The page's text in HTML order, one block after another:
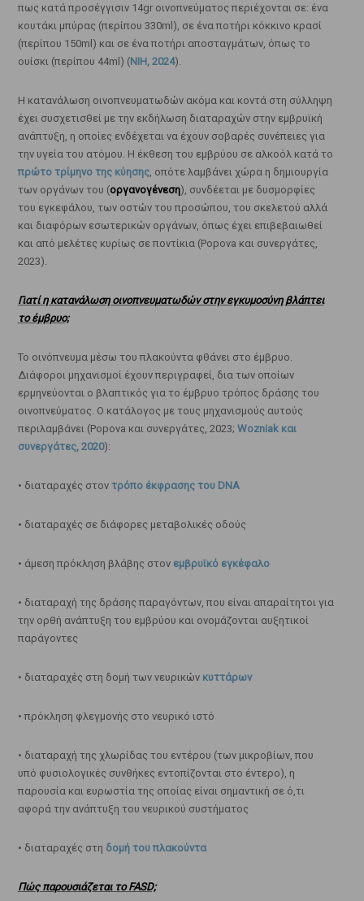
πως κατά προσέγγισιν 14gr οινοπνεύματος περιέχονται σε: ένα
κουτάκι μπύρας (περίπου 330ml), σε ένα ποτήρι κόκκινο κρασί
(περίπου 150ml) και σε ένα ποτήρι αποσταγμάτων, όπως το
ουίσκι (περίπου 44ml) (NIH, 2024).
Η κατανάλωση οινοπνευματωδών ακόμα και κοντά στη σύλληψη
έχει συσχετισθεί με την εκδήλωση διαταραχών στην εμβρυϊκή
ανάπτυξη, η οποίες ενδέχεται να έχουν σοβαρές συνέπειες για
την υγεία του ατόμου. Η έκθεση του εμβρύου σε αλκοόλ κατά το
πρώτο τρίμηνο της κύησης, οπότε λαμβάνει χώρα η δημιουργία
των οργάνων του (οργανογένεση), συνδέεται με δυσμορφίες
του εγκεφάλου, των οστών του προσώπου, του σκελετού αλλά
και διαφόρων εσωτερικών οργάνων, όπως έχει επιβεβαιωθεί
και από μελέτες κυρίως σε ποντίκια (Popova και συνεργάτες,
2023).
Γιατί η κατανάλωση οινοπνευματωδών στην εγκυμοσύνη βλάπτει
το έμβρυο;
Το οινόπνευμα μέσω του πλακούντα φθάνει στο έμβρυο.
Διάφοροι μηχανισμοί έχουν περιγραφεί, δια των οποίων
ερμηνεύονται ο βλαπτικός για το έμβρυο τρόπος δράσης του
οινοπνεύματος. Ο κατάλογος με τους μηχανισμούς αυτούς
περιλαμβάνει (Popova και συνεργάτες, 2023; Wozniak και
συνεργάτες, 2020):
• διαταραχές στον τρόπο έκφρασης του DNA
• διαταραχές σε διάφορες μεταβολικές οδούς
• άμεση πρόκληση βλάβης στονεμβρυϊκό εγκέφαλο
• διαταραχή της δράσης παραγόντων, που είναι απαραίτητοι για
την ορθή ανάπτυξη του εμβρύου και ονομάζονται αυξητικοί
παράγοντες
• διαταραχές στη δομή των νευρικών κυττάρων
• πρόκληση φλεγμονής στο νευρικό ιστό
• διαταραχή της χλωρίδας του εντέρου (των μικροβίων, που
υπό φυσιολογικές συνθήκες εντοπίζονται στο έντερο), η
παρουσία και ευρωστία της οποίας είναι σημαντική σε ό,τι
αφορά την ανάπτυξη του νευρικού συστήματος
• διαταραχές στη δομή του πλακούντα
Πώς παρουσιάζεται το FASD;